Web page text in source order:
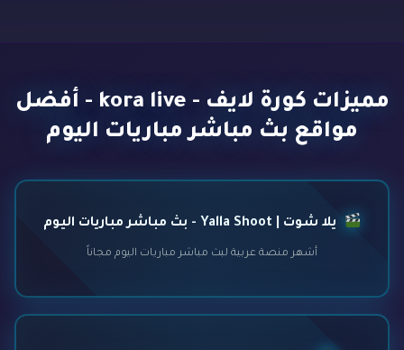
مميزات كورة لايف - kora live - أفضل
مواقع بث مباشر مباريات اليوم
يلا شوت | Yalla Shoot - بث مباشر مباريات اليوم
أشهر منصة عربية لبث مباشر مباريات اليوم مجاناً